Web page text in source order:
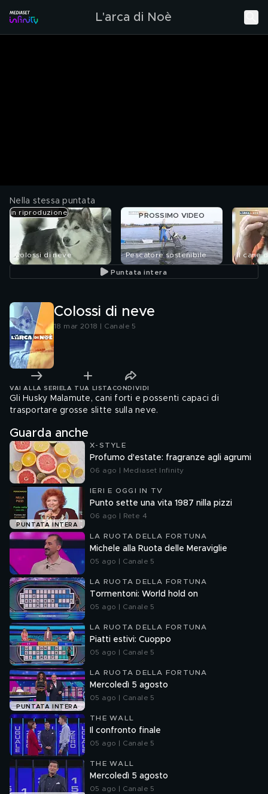
L'arca di Noè
Nella stessa puntata
in riproduzione
Colossi di neve Pescatore sostenibile
PROSSIMO VIDEO
Il cane
Puntata intera
Colossi di neve
18 mar 2018 | Canale 5
VAI ALLA SERIE LA TUA LISTA CONDIVIDI
Gli Husky Malamute, cani forti e possenti capaci di
trasportare grosse slitte sulla neve.
Guarda anche
X-STYLE
Profumo d'estate: fragranze agli agrumi
06 ago | Mediaset Infinity
PUNTATA INTERA
IERI E OGGI IN TV
Punto sette una vita 1987 nilla pizzi
06 ago | Rete 4
LA RUOTA DELLA FORTUNA
Michele alla Ruota delle Meraviglie
05 ago | Canale 5
LA RUOTA DELLA FORTUNA
Tormentoni: World hold on
05 ago | Canale 5
LA RUOTA DELLA FORTUNA
Piatti estivi: Cuoppo
05 ago | Canale 5
PUNTATA INTERA
LA RUOTA DELLA FORTUNA
Mercoledì 5 agosto
05 ago | Canale 5
THE WALL
Il confronto finale
05 ago | Canale 5
THE WALL
Mercoledì 5 agosto
05 ago | Canale 5